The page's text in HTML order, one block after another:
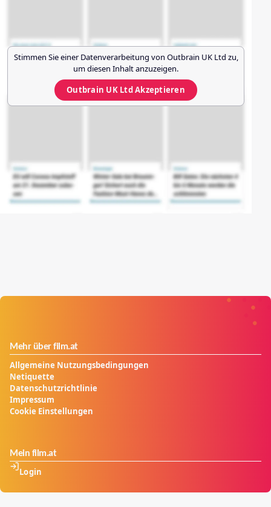
Stimmen Sie einer Datenverarbeitung von Outbrain UK Ltd zu,
um diesen Inhalt anzuzeigen.
Outbrain UK LtdAkzeptieren
Mehr über film.at
Allgemeine Nutzungsbedingungen
Netiquette
Datenschutzrichtlinie
Impressum
Cookie Einstellungen
Mein film.at
Login